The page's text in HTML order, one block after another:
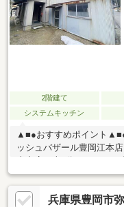
2階建て
システムキッチン
▲■●おすすめポイント
ッシュバザール豊岡江本
銀行昭和町支店：車10分
現況渡し現地案内随時受
ください。兵庫県豊岡市